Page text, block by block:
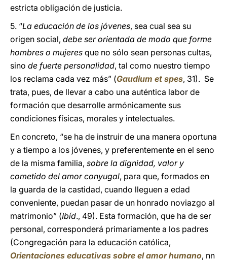
estricta obligación de justicia.
5. “La educación de los jóvenes, sea cual sea su
origen social, debe ser orientada de modo que forme
hombres o mujeres que no sólo sean personas cultas,
sino de fuerte personalidad, tal como nuestro tiempo
los reclama cada vez más” (Gaudium et spes, 31). Se
trata, pues, de llevar a cabo una auténtica labor de
formación que desarrolle armónicamente sus
condiciones físicas, morales y intelectuales.
En concreto, “se ha de instruir de una manera oportuna
y a tiempo a los jóvenes, y preferentemente en el seno
de la misma familia, sobre la dignidad, valor y
cometido del amor conyugal, para que, formados en
la guarda de la castidad, cuando lleguen a edad
conveniente, puedan pasar de un honrado noviazgo al
matrimonio” (Ibíd., 49). Esta formación, que ha de ser
personal, corresponderá primariamente a los padres
(Congregación para la educación católica,
Orientaciones educativas sobre el amor humano, nn